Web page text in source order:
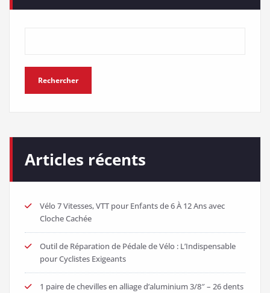
Rechercher
Articles récents
Vélo 7 Vitesses, VTT pour Enfants de 6 À 12 Ans avec
Cloche Cachée
Outil de Réparation de Pédale de Vélo : L’Indispensable
pour Cyclistes Exigeants
1 paire de chevilles en alliage d’aluminium 3/8″ – 26 dents